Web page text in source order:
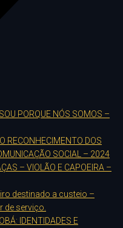
PORQUE NÓS SOMOS –
RECONHECIMENTO DOS
SOCIAL – 2024
– VIOLÃO E CAPOEIRA –
destinado a custeio –
de serviço.
IDENTIDADES E